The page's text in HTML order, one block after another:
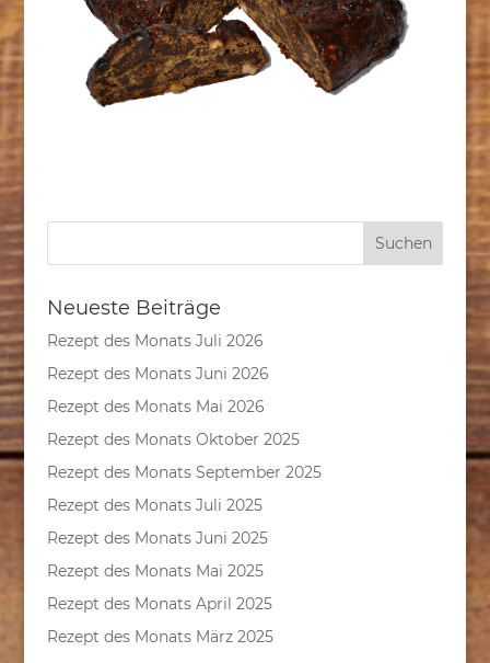
Neueste Beiträge
Rezept des Monats Juli 2026
Rezept des Monats Juni 2026
Rezept des Monats Mai 2026
Rezept des Monats Oktober 2025
Rezept des Monats September 2025
Rezept des Monats Juli 2025
Rezept des Monats Juni 2025
Rezept des Monats Mai 2025
Rezept des Monats April 2025
Rezept des Monats März 2025